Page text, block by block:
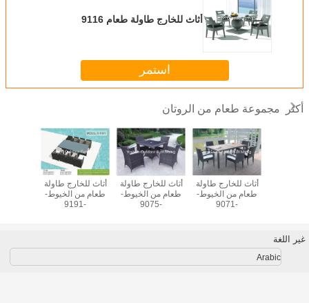
أثاث للخارج طاولة طعام 9116
استمر
أكثر مجموعة طعام من الروتان
أثاث للخارج طاولة
طعام من الخيوط-
-9191
أثاث للخارج طاولة
طعام من الخيوط-
-9075
أثاث للخارج طاولة
طعام من الخيوط-
-9071
غير اللغة
Arabic